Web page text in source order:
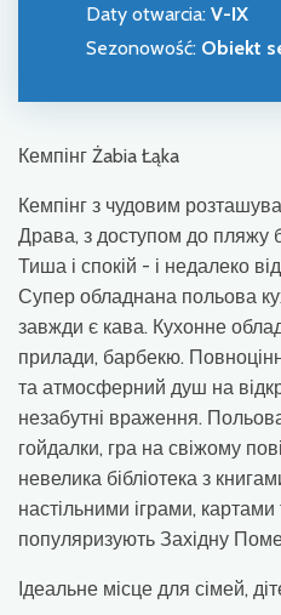
Daty otwarcia: V-IX
Sezonowość: Obiekt
Кемпінг Żabia Łąka
Кемпінг з чудовим
Драва, з доступом до пляжу
Тиша і спокій - і недалеко
Супер обладнана польова
завжди є кава. Кухонне
прилади, барбекю.
та атмосферний душ на
незабутні враження.
гойдалки, гра на свіжому
невелика бібліотека з
настільними іграми,
популяризують Західну
Ідеальне місце для сімей,